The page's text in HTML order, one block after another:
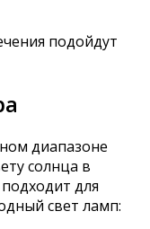
подойдут
диапазоне
солнца в
для
свет ламп: